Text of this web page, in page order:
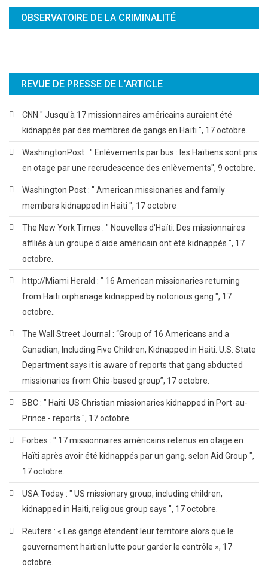
OBSERVATOIRE DE LA CRIMINALITÉ
REVUE DE PRESSE DE L’ARTICLE
CNN " Jusqu'à 17 missionnaires américains auraient été
kidnappés par des membres de gangs en Haïti ", 17 octobre.
WashingtonPost : " Enlèvements par bus : les Haïtiens sont pris
en otage par une recrudescence des enlèvements", 9 octobre.
Washington Post : " American missionaries and family
members kidnapped in Haiti ", 17 octobre
The New York Times : " Nouvelles d'Haïti: Des missionnaires
affiliés à un groupe d'aide américain ont été kidnappés ", 17
octobre.
http://Miami Herald : " 16 American missionaries returning
from Haiti orphanage kidnapped by notorious gang ", 17
octobre..
The Wall Street Journal : “Group of 16 Americans and a
Canadian, Including Five Children, Kidnapped in Haiti. U.S. State
Department says it is aware of reports that gang abducted
missionaries from Ohio-based group”, 17 octobre.
BBC : " Haiti: US Christian missionaries kidnapped in Port-au-
Prince - reports ", 17 octobre.
Forbes : " 17 missionnaires américains retenus en otage en
Haïti après avoir été kidnappés par un gang, selon Aid Group ",
17 octobre.
USA Today : " US missionary group, including children,
kidnapped in Haiti, religious group says ", 17 octobre.
Reuters : « Les gangs étendent leur territoire alors que le
gouvernement haïtien lutte pour garder le contrôle », 17
octobre.